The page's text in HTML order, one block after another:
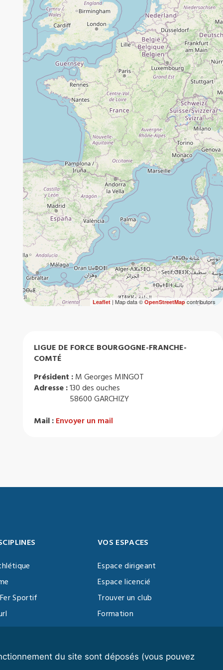
du site sont déposés (vous pouvez
Leaflet| Map data ©OpenStreetMapcontributors
LIGUE DE FORCE BOURGOGNE-FRANCHE-
COMTÉ
Président : M Georges MINGOT
Adresse :130 des ouches
58600 GARCHIZY
Mail : Envoyer un mail
Sportif
Training
VOS ESPACES
Espace dirigeant
Espace licencié
Trouver un club
Formation